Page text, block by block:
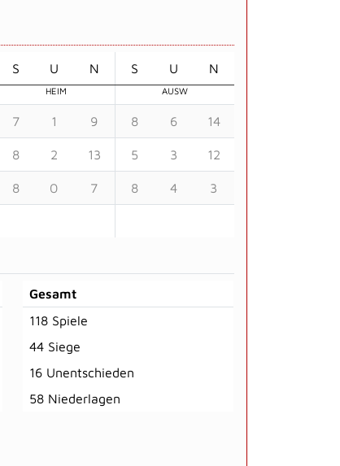
S U N S U N
HEIM AUSW
7 1 9 8 6 14
8 2 13 5 3 12
8 0 7 8 4 3
Gesamt
118 Spiele
44 Siege
16 Unentschieden
58 Niederlagen